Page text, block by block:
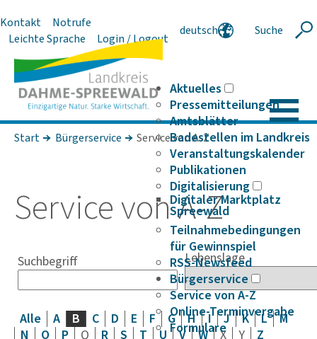
Kontakt
Notrufe
Leichte Sprache
Login / Logout
deutsch
Suche
Aktuelles
Pressemitteilungen
Amtsblätter
Badestellen im Landkreis
Veranstaltungskalender
Publikationen
Digitalisierung
Digitaler Marktplatz
Spreewald
Teilnahmebedingungen
für Gewinnspiel
RSS-Newsfeed
Bürgerservice
Service von A-Z
Online-Terminvergabe
Formulare
Start Bürgerservice Service von A-Z
Service von A-Z
Suchbegriff Lebenslage
Alle A B C D E F G H I J K L
M
N
O P Q R S T U V W X Y Z